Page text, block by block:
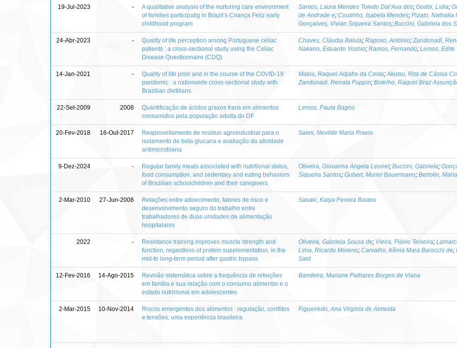
19-Jul-2023 -
A qualitative analysis of the nurturing care environment
of families participatig in Brazil’s Criança Feliz early
childhood program
Santos, Laura Mendes Toledo Dal’Ava dos; Godoi, Lidia;
de Andrade e; Coutinho, Isabela Mendes; Pizato, Nathalia
Gonçalves, Vivian Siqueira Santos; Buccini, Gabriela dos
24-Abr-2023 -
Quality of life perception among Portuguese celiac
patients : a cross-sectional study using the Celiac
Disease Questionnaire (CDQ)
Chaves, Cláudia Balula; Raposo, António; Zandonadi,
Nakano, Eduardo Yoshio; Ramos, Fernando; Lemos, Edite
14-Jan-2021 -
Quality of life prior and in the course of the COVID-19
pandemic : a nationwide cross-sectional study with
Brazilian dietitians
Matos, Raquel Adjafre da Costa; Akutsu, Rita de Cássia
Zandonadi, Renata Puppin; Botelho, Raquel Braz
22-Set-2009 2008
Quantificação de ácidos graxos trans em alimentos
consumidos pela população adulta do DF
Lemos, Paula Bagno
20-Fev-2018 16-Out-2017
Reaproveitamento de resíduo agroindustrial para o
isolamento de beta glucana e avaliação da atividade
antimicrobiana
Sales, Nevilde Maria Riselo
9-Dez-2024 -
Regular family meals associated with nutritional status,
food consumption, and sedentary and eating behaviors
of Brazilian schoolchildren and their caregivers
Oliveira, Giovanna Angela Leonel; Buccini, Gabriela;
Siqueira Santos; Gubert, Muriel Bauermann; Bertolin,
2-Mar-2010 27-Jun-2008
Relações entre adoecimento, fatores de risco e
desenvolvimento seguro do trabalho entre
trabalhadores de duas unidades de alimentação
hospitalares
Sasaki, Katya Pereira Bastos
2022 -
Resistance training improves muscle strength and
function, regardless of protein supplementation, in the
mid-to long-term period after gastric bypass
Oliveira, Gabriela Sousa de; Vieira, Flávio Teixeira;
Lima, Ricardo Moreno; Carvalho, Kênia Mara Baiocchi de;
Said
12-Fev-2016 14-Ago-2015
Revisão sistemática sobre a frequência de refeições
em família e sua relação com o consumo alimentar e o
estado nutricional em adolescentes
Bandeira, Mariane Palhares Borges de Viana
2-Mar-2015 10-Nov-2014
Riscos emergentes dos alimentos : regulação, conflitos
e tensões; uma experiência brasileira
Figueiredo, Ana Virgínia de Almeida